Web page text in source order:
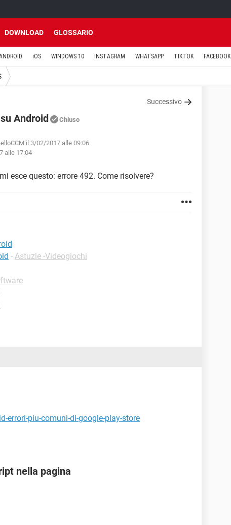
DOWNLOAD GLOSSARIO
iOS WINDOWS 10 INSTAGRAM WHATSAPP TIKTOK FACEBOOK
Successivo
Android Chiuso
il 3/02/2017 alle 09:06
alle 17:04
esce questo: errore 492. Come risolvere?
- Astuzie -Videogiochi
piu-comuni-di-google-play-store
nella pagina